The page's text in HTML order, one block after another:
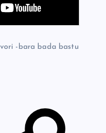
-bara bada bastu